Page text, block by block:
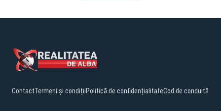
ContactTermeni și condițiiPolitică de confidențialitateCod de conduită